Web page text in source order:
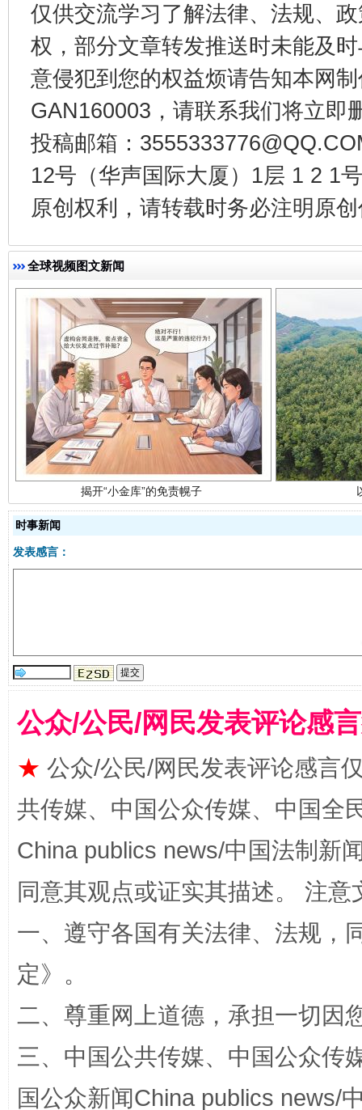
仅供交流学习了解法律、法规、
权，部分文章转发推送时未能及
意侵犯到您的权益烦请告知本网
GAN160003，请联系我们将立即
投稿邮箱：
12号（华声国际大厦）1层 1 2 1
原创权利，请转载时务必注明原
全球视频图文新闻
千年窑火 生生不息 一
揭开“小金库”的免责幌子
全民健身五年计划来了！等你上场
时事新闻
发表感言：
公众/公民/网民发表评论感
★ 公众/公民/网民发表评论感言
共传媒、中国公众传媒、中国全
China publics news/中国法制新
同意其观点或证实其描述。 注
一、遵守各国有关法律、法规，
定》。
二、尊重网上道德，承担一切因
三、中国公共传媒、中国公众传
国公众新闻China publics news/